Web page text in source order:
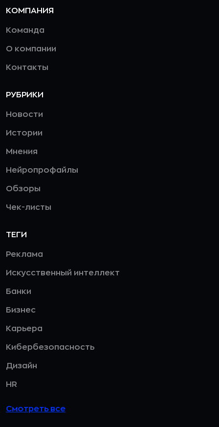
КОМПАНИЯ
Команда
О компании
Контакты
РУБРИКИ
Новости
Истории
Мнения
Нейропрофайлы
Обзоры
Чек-листы
ТЕГИ
Реклама
Искусственный интеллект
Банки
Бизнес
Карьера
Кибербезопасность
Дизайн
HR
Смотреть все